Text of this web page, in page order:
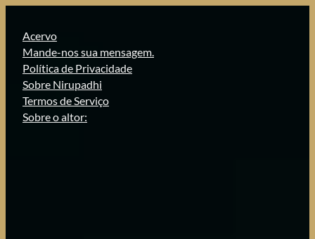
conteúdo
Acervo
Mande-nos sua mensagem.
Política de Privacidade
Sobre Nirupadhi
Termos de Serviço
Sobre o altor: